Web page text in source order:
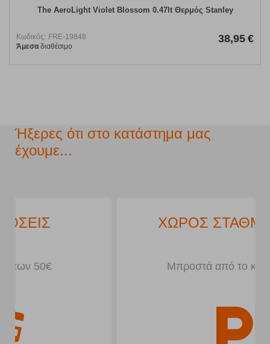
The AeroLight Violet Blossom 0.47lt Θερμός Stanley
Κωδικός: FRE-19848
Άμεσα διαθέσιμο
38,95 €
Ήξερες ότι στο κατάστημα μας
έχουμε...
ΧΩΡΟΣ ΣΤΑΘΜΕΥΣΗΣ
Μπροστά από το κατάστημα